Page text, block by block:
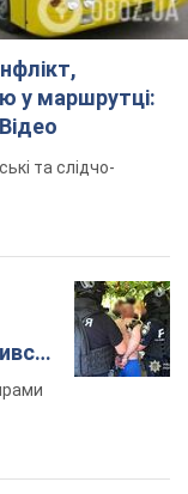
у маршрутці:
та слідчо-